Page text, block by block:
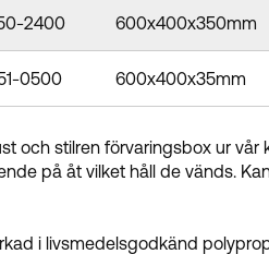
2400 600x400x350mm
0500 600x400x35mm
och stilren förvaringsbox ur
på åt vilket håll de vänds.
i livsmedelsgodkänd